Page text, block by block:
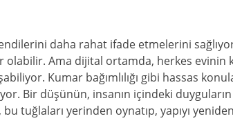
daha rahat ifade etmelerini
olabilir. Ama dijital ortamda, herkes
Kumar bağımlılığı gibi hassas
Bir düşünün, insanın içindeki
tuğlaları yerinden oynatıp, yapıyı